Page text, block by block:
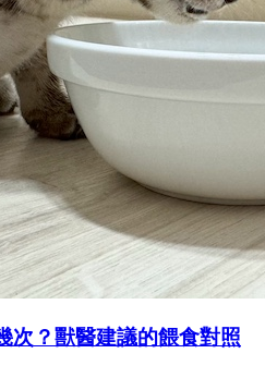
次？獸醫建議的餵食對照